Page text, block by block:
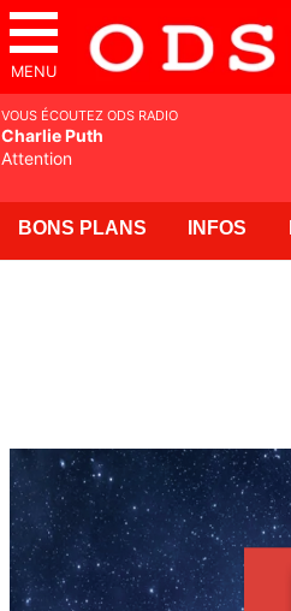
MENU
BONS PLANS INFOS
VOUS ÉCOUTEZ ODS RADIO
Charlie Puth
Attention